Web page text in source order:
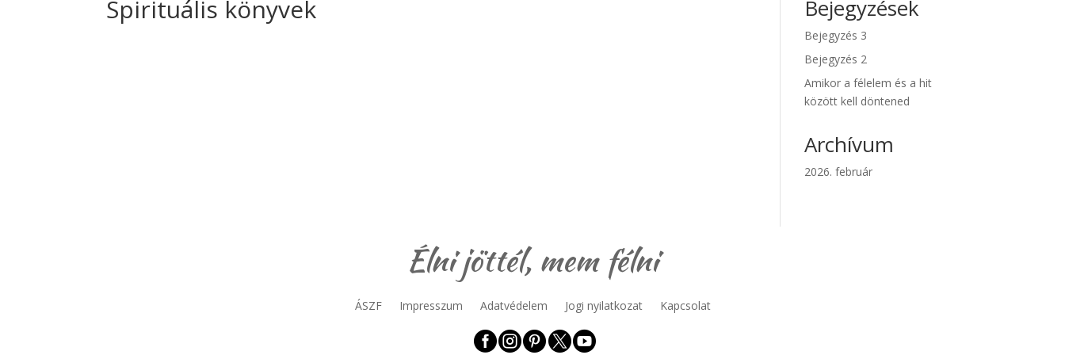
Spirituális könyvek Bejegyzések
Bejegyzés 3
Bejegyzés 2
Amikor a félelem és a hit
között kell döntened
Archívum
2026. február
Élni jöttél, mem félni
ÁSZF Impresszum Adatvédelem Jogi nyilatkozat Kapcsolat
